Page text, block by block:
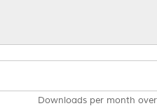
Downloads per month